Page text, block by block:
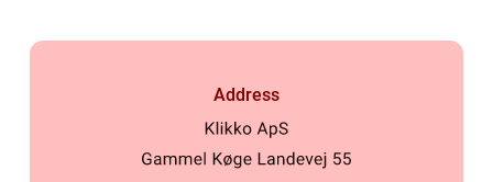
Address